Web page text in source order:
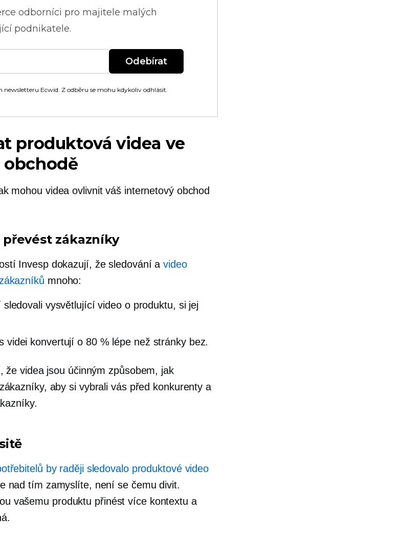
odborníci pro majitele malých
podnikatele.
Odebírat
newsletteru Ecwid. Z odběru se mohu kdykoliv odhlásit.
produktová videa ve
mohou videa ovlivnit váš internetový obchod
zákazníky
Invesp dokazují, že sledování avideo
mnoho:
vysvětlující video o produktu, si jej
videi konvertují o 80 % lépe než stránky bez.
že videa jsou účinným způsobem, jak
aby si vybrali vás před konkurenty a
by raději sledovalo produktové video
nad tím zamyslíte, není se čemu divit.
vašemu produktu přinést více kontextu a